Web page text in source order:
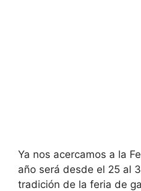
Ya nos acercamos a la
año será desde el 25 al
tradición de la feria de